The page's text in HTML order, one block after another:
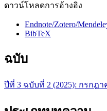
ดาวน์โหลดการอ้างอิง
Endnote/Zotero/
BibTeX
ฉบับ
ปีที่ 3 ฉบับที่ 2 (2025): กรกฎ